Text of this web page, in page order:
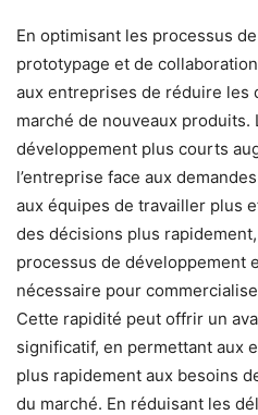
En optimisant les processus
prototypage et de
aux entreprises de réduire les
marché de nouveaux produits.
développement plus courts
l’entreprise face aux
aux équipes de travailler plus
des décisions plus
processus de développement
nécessaire pour
Cette rapidité peut offrir un
significatif, en permettant aux
plus rapidement aux besoins
du marché. En réduisant les